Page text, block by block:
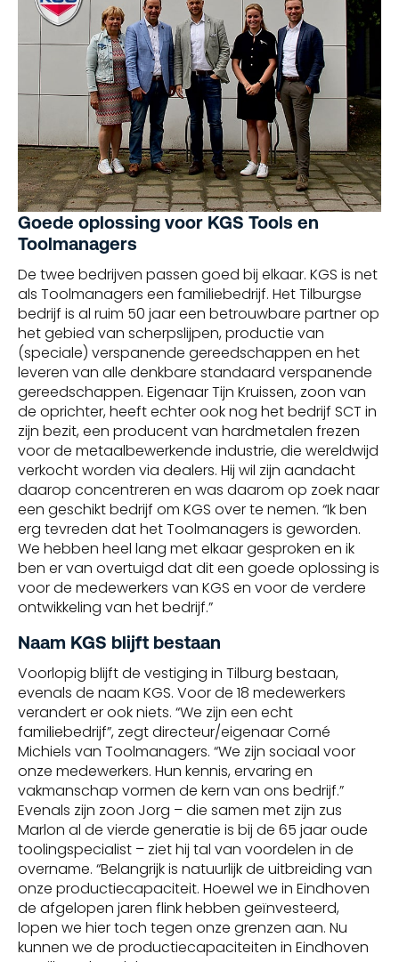
Goede oplossing voor KGS Tools en
Toolmanagers
De twee bedrijven passen goed bij elkaar. KGS is net
als Toolmanagers een familiebedrijf. Het Tilburgse
bedrijf is al ruim 50 jaar een betrouwbare partner op
het gebied van scherpslijpen, productie van
(speciale) verspanende gereedschappen en het
leveren van alle denkbare standaard verspanende
gereedschappen. Eigenaar Tijn Kruissen, zoon van
de oprichter, heeft echter ook nog het bedrijf SCT in
zijn bezit, een producent van hardmetalen frezen
voor de metaalbewerkende industrie, die wereldwijd
verkocht worden via dealers. Hij wil zijn aandacht
daarop concentreren en was daarom op zoek naar
een geschikt bedrijf om KGS over te nemen. “Ik ben
erg tevreden dat het Toolmanagers is geworden.
We hebben heel lang met elkaar gesproken en ik
ben er van overtuigd dat dit een goede oplossing is
voor de medewerkers van KGS en voor de verdere
ontwikkeling van het bedrijf.”
Naam KGS blijft bestaan
Voorlopig blijft de vestiging in Tilburg bestaan,
evenals de naam KGS. Voor de 18 medewerkers
verandert er ook niets. “We zijn een echt
familiebedrijf”, zegt directeur/eigenaar Corné
Michiels van Toolmanagers. “We zijn sociaal voor
onze medewerkers. Hun kennis, ervaring en
vakmanschap vormen de kern van ons bedrijf.”
Evenals zijn zoon Jorg – die samen met zijn zus
Marlon al de vierde generatie is bij de 65 jaar oude
toolingspecialist – ziet hij tal van voordelen in de
overname. “Belangrijk is natuurlijk de uitbreiding van
onze productiecapaciteit. Hoewel we in Eindhoven
de afgelopen jaren flink hebben geïnvesteerd,
lopen we hier toch tegen onze grenzen aan. Nu
kunnen we de productiecapaciteiten in Eindhoven